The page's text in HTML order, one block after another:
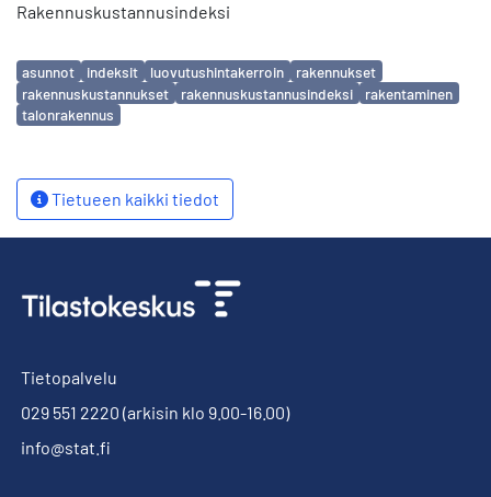
Rakennuskustannusindeksi
Avainsanat
asunnot indeksit luovutushintakerroin
rakennukset
rakennuskustannukset
rakennuskustannusindeksi
rakentaminen
talonrakennus
Tietueen kaikki tiedot
Tietopalvelu
029 551 2220 (arkisin klo 9.00-16.00)
info@stat.fi